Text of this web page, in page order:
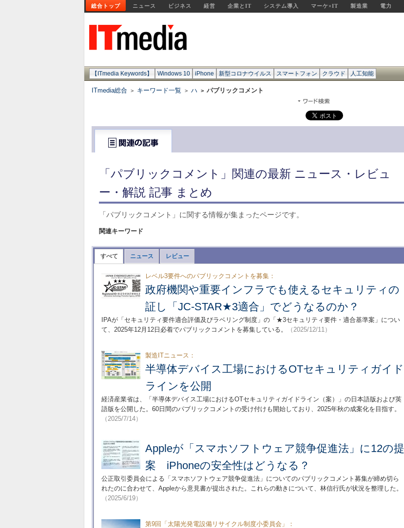
総合トップ ニュース ビジネス 経営 企業とIT システム導入 マーケ×IT 製造業 電力
【ITmedia Keywords】 Windows 10 iPhone 新型コロナウイルス スマートフォン クラウド 人工知能
ITmedia総合 > キーワード一覧 > ハ > パブリックコメント
「パブリックコメント」関連の最新 ニュース・レビュ
ー・解説 記事 まとめ
「パブリックコメント」に関する情報が集まったページです。
関連キーワード
すべて ニュース レビュー
レベル3要件へのパブリックコメントを募集：
政府機関や重要インフラでも使えるセキュリティの
証し「JC-STAR★3適合」でどうなるのか？
IPAが「セキュリティ要件適合評価及びラベリング制度」の「★3セキュリティ要件・適合基準案」につい
て、2025年12月12日必着でパブリックコメントを募集している。
（2025/12/11）
製造ITニュース：
半導体デバイス工場におけるOTセキュリティガイド
ラインを公開
経済産業省は、「半導体デバイス工場におけるOTセキュリティガイドライン（案）」の日本語版および英
語版を公開した。60日間のパブリックコメントの受け付けも開始しており、2025年秋の成案化を目指す。
（2025/7/14）
Appleが「スマホソフトウェア競争促進法」に12の提
案 iPhoneの安全性はどうなる？
公正取引委員会による「スマホソフトウェア競争促進法」についてのパブリックコメント募集が締め切ら
れたのに合わせて、Appleから意見書が提出された。これらの動きについて、林信行氏が状況を整理した。
（2025/6/19）
第9回「太陽光発電設備リサイクル制度小委員会」：